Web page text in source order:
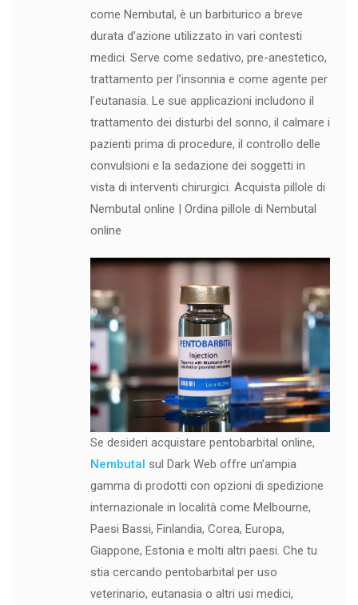
come Nembutal, è un barbiturico a breve
durata d’azione utilizzato in vari contesti
medici. Serve come sedativo, pre-anestetico,
trattamento per l’insonnia e come agente per
l’eutanasia. Le sue applicazioni includono il
trattamento dei disturbi del sonno, il calmare i
pazienti prima di procedure, il controllo delle
convulsioni e la sedazione dei soggetti in
vista di interventi chirurgici. Acquista pillole di
Nembutal online | Ordina pillole di Nembutal
online
Se desideri acquistare pentobarbital online,
Nembutal sul Dark Web offre un’ampia
gamma di prodotti con opzioni di spedizione
internazionale in località come Melbourne,
Paesi Bassi, Finlandia, Corea, Europa,
Giappone, Estonia e molti altri paesi. Che tu
stia cercando pentobarbital per uso
veterinario, eutanasia o altri usi medici,